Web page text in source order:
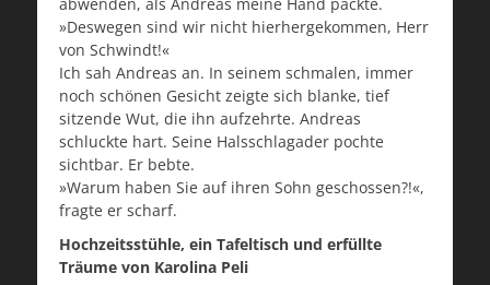
»Deswegen sind wir nicht hierhergekommen, Herr
von Schwindt!«
Ich sah Andreas an. In seinem schmalen, immer
noch schönen Gesicht zeigte sich blanke, tief
sitzende Wut, die ihn aufzehrte. Andreas
schluckte hart. Seine Halsschlagader pochte
sichtbar. Er bebte.
»Warum haben Sie auf ihren Sohn geschossen?!«,
fragte er scharf.
Hochzeitsstühle, ein Tafeltisch und erfüllte
Träume von Karolina Peli